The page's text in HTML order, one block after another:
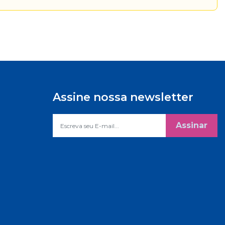
Assine nossa newsletter
Assinar